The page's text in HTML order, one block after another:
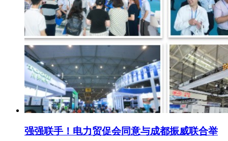
强强联手！电力贸促会同意与成都振威联合举